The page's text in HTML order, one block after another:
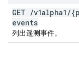
GET /v1alpha1 /
events
列出遥测事件。